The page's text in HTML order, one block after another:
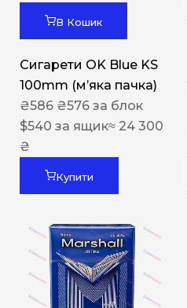
В Кошик
Сигарети OK Blue KS
100mm (м’яка пачка)
₴586 ₴576 за блок
$540 за ящик≈ 24 300
₴
Купити